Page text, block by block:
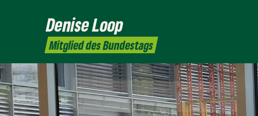
Denise Loop
Mitglied des Bundestags